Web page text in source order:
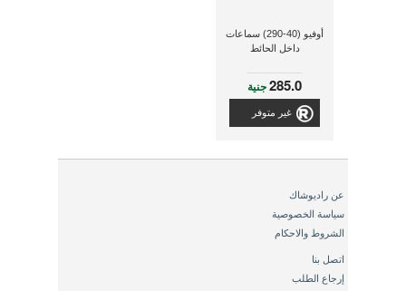
أوفيو (40-290) سماعات
داخل الحائط
285.0جنية
غير متوفر
عن راديوشاك
سياسة الخصوصية
الشروط والاحكام
اتصل بنا
إرجاع الطلب